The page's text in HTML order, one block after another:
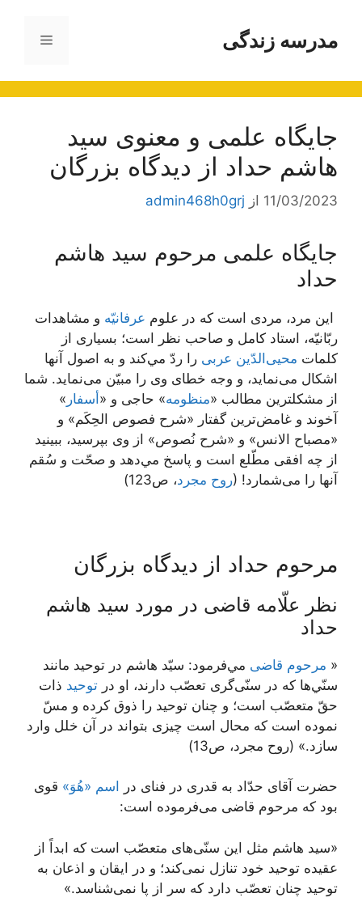
محتوامدرسه زندگی فهرست
جایگاه علمی و معنوی سید
هاشم حداد از دیدگاه بزرگان
11/03/2023 از admin468h0grj
جایگاه علمی مرحوم سید هاشم
حداد
‏ اين مرد، مردى است كه در علوم عرفانيّه و مشاهدات
ربّانيّه، استاد كامل و صاحب نظر است؛ بسيارى از
كلمات محيى‌الدّين عربى را ردّ مي‌كند و به اصول آنها
اشكال می‌‏نمايد، و وجه خطاى وى را مبيّن می‌‏نمايد. شما
از مشكلترين مطالب «منظومه» حاجى و «أسفار »
آخوند و غامض‏‌ترين گفتار «شرح فصوص الحِكَم» و
«مصباح الانس» و «شرح نُصوص» از وى بپرسيد، ببينيد
از چه افقى مطّلع است و پاسخ مي‌دهد و صحّت و سُقم
آنها را می‌شمارد! (روح مجرد، ص123)
مرحوم حداد از دیدگاه بزرگان
نظر علّامه قاضی در مورد سید هاشم
حداد
« مرحوم قاضى مي‌فرمود: سيّد هاشم در توحيد مانند
سنّي‌ها كه در سنّى‌گرى تعصّب دارند، او در توحيد ذات
حقّ متعصّب است؛ و چنان توحيد را ذوق كرده و مسّ
نموده است كه محال است چيزى بتواند در آن خلل وارد
سازد.» (روح مجرد، ص13)
حضرت آقاى حدّاد به قدرى در فناى در اسم «هُوَ» قوى
بود كه مرحوم قاضى می‌فرموده است:
«سيد هاشم مثل اين سنّی‌‏هاى متعصّب است كه ابداً از
عقيده توحيد خود تنازل نمی‌‏كند؛ و در ايقان و اذعان به
توحيد چنان تعصّب دارد كه سر از پا نمی‌‏شناسد.»